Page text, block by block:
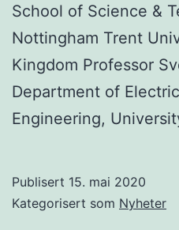
School of Science &
Nottingham Trent
Kingdom Professor
Department of
Engineering,
Publisert 15. mai 2020
Kategorisert som Nyheter